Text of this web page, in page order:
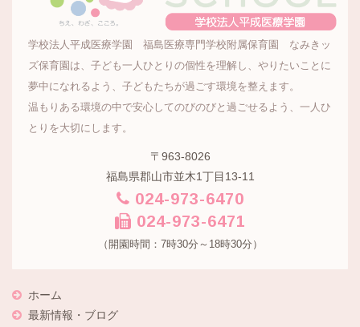
学校法人平成医療学園 福島医療専門学校附属保育園 なみきッ
ズ保育園は、子ども一人ひとりの個性を理解し、やりたいことに
夢中になれるよう、子どもたちが過ごす環境を整えます。
温もりある環境の中で安心してのびのびと過ごせるよう、一人ひ
とりを大切にします。
〒963-8026
福島県郡山市並木1丁目13-11
024-973-6470
024-973-6471
（開園時間：7時30分～18時30分）
ホーム
最新情報・ブログ